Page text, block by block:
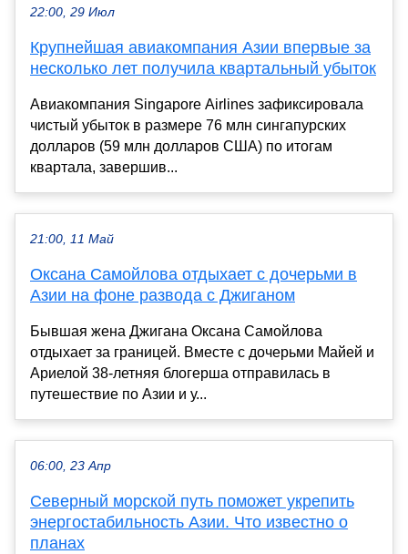
22:00, 29 Июл
Крупнейшая авиакомпания Азии впервые за
несколько лет получила квартальный убыток
Авиакомпания Singapore Airlines зафиксировала
чистый убыток в размере 76 млн сингапурских
долларов (59 млн долларов США) по итогам
квартала, завершив...
21:00, 11 Май
Оксана Самойлова отдыхает с дочерьми в
Азии на фоне развода с Джиганом
Бывшая жена Джигана Оксана Самойлова
отдыхает за границей. Вместе с дочерьми Майей и
Ариелой 38-летняя блогерша отправилась в
путешествие по Азии и у...
06:00, 23 Апр
Северный морской путь поможет укрепить
энергостабильность Азии. Что известно о
планах